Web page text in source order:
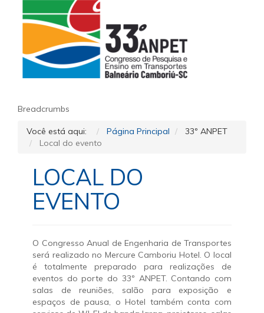
Breadcrumbs
Você está aqui: Página Principal
33º ANPET
Local do evento
LOCAL DO
EVENTO
O Congresso Anual de Engenharia de Transportes
será realizado no Mercure Camboriu Hotel. O local
é totalmente preparado para realizações de
eventos do porte do 33º ANPET. Contando com
salas de reuniões, salão para exposição e
espaços de pausa, o Hotel também conta com